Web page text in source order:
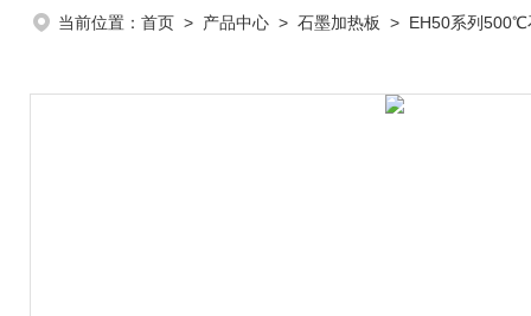
当前位置： 首页 > 产品中心 > 石墨加热板 > EH50系列500℃